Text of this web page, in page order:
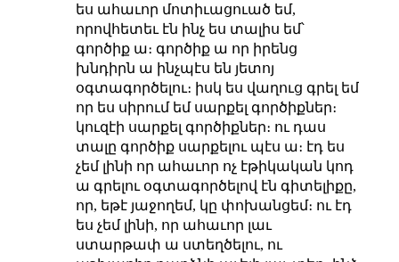
ես ահաւոր մոտիւացուած եմ,
որովհետեւ էն ինչ ես տալիս եմ՝
գործիք ա։ գործիք ա որ իրենց
խնդիրն ա ինչպէս են յետոյ
օգտագործելու։ իսկ ես վաղուց գրել եմ
որ ես սիրում եմ սարքել գործիքներ։
կուզէի սարքել գործիքներ։ ու դաս
տալը գործիք սարքելու պէս ա։ էդ ես
չեմ լինի որ ահաւոր ոչ էթիկական կոդ
ա գրելու օգտագործելով էն գիտելիքը,
որ, եթէ յաջողեմ, կը փոխանցեմ։ ու էդ
ես չեմ լինի, որ ահաւոր լաւ
ստարթափ ա ստեղծելու, ու